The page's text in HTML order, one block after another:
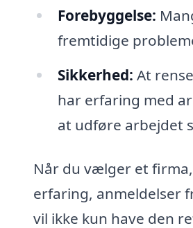
Forebyggelse:
fremtidige
Sikkerhed: At
har erfaring med
at udføre arbejdet
Når du vælger et
erfaring, anmeldelser
vil ikke kun have den